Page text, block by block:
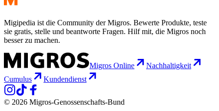
Migipedia ist die Community der Migros. Bewerte Produkte, teste
sie gratis, stelle und beantworte Fragen. Hilf mit, die Migros noch
besser zu machen.
Migros Online
Nachhaltigkeit
Cumulus
Kundendienst
© 2026 Migros-Genossenschafts-Bund